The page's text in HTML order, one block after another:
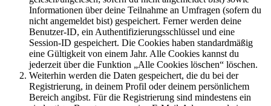
Informationen über deine Teilnahme an Umfragen (sofern du
nicht angemeldet bist) gespeichert. Ferner werden deine
Benutzer-ID, ein Authentifizierungsschlüssel und eine
Session-ID gespeichert. Die Cookies haben standardmäßig
eine Gültigkeit von einem Jahr. Alle Cookies kannst du
jederzeit über die Funktion „Alle Cookies löschen“ löschen.
Weiterhin werden die Daten gespeichert, die du bei der
Registrierung, in deinem Profil oder deinem persönlichem
Bereich angibst. Für die Registrierung sind mindestens ein